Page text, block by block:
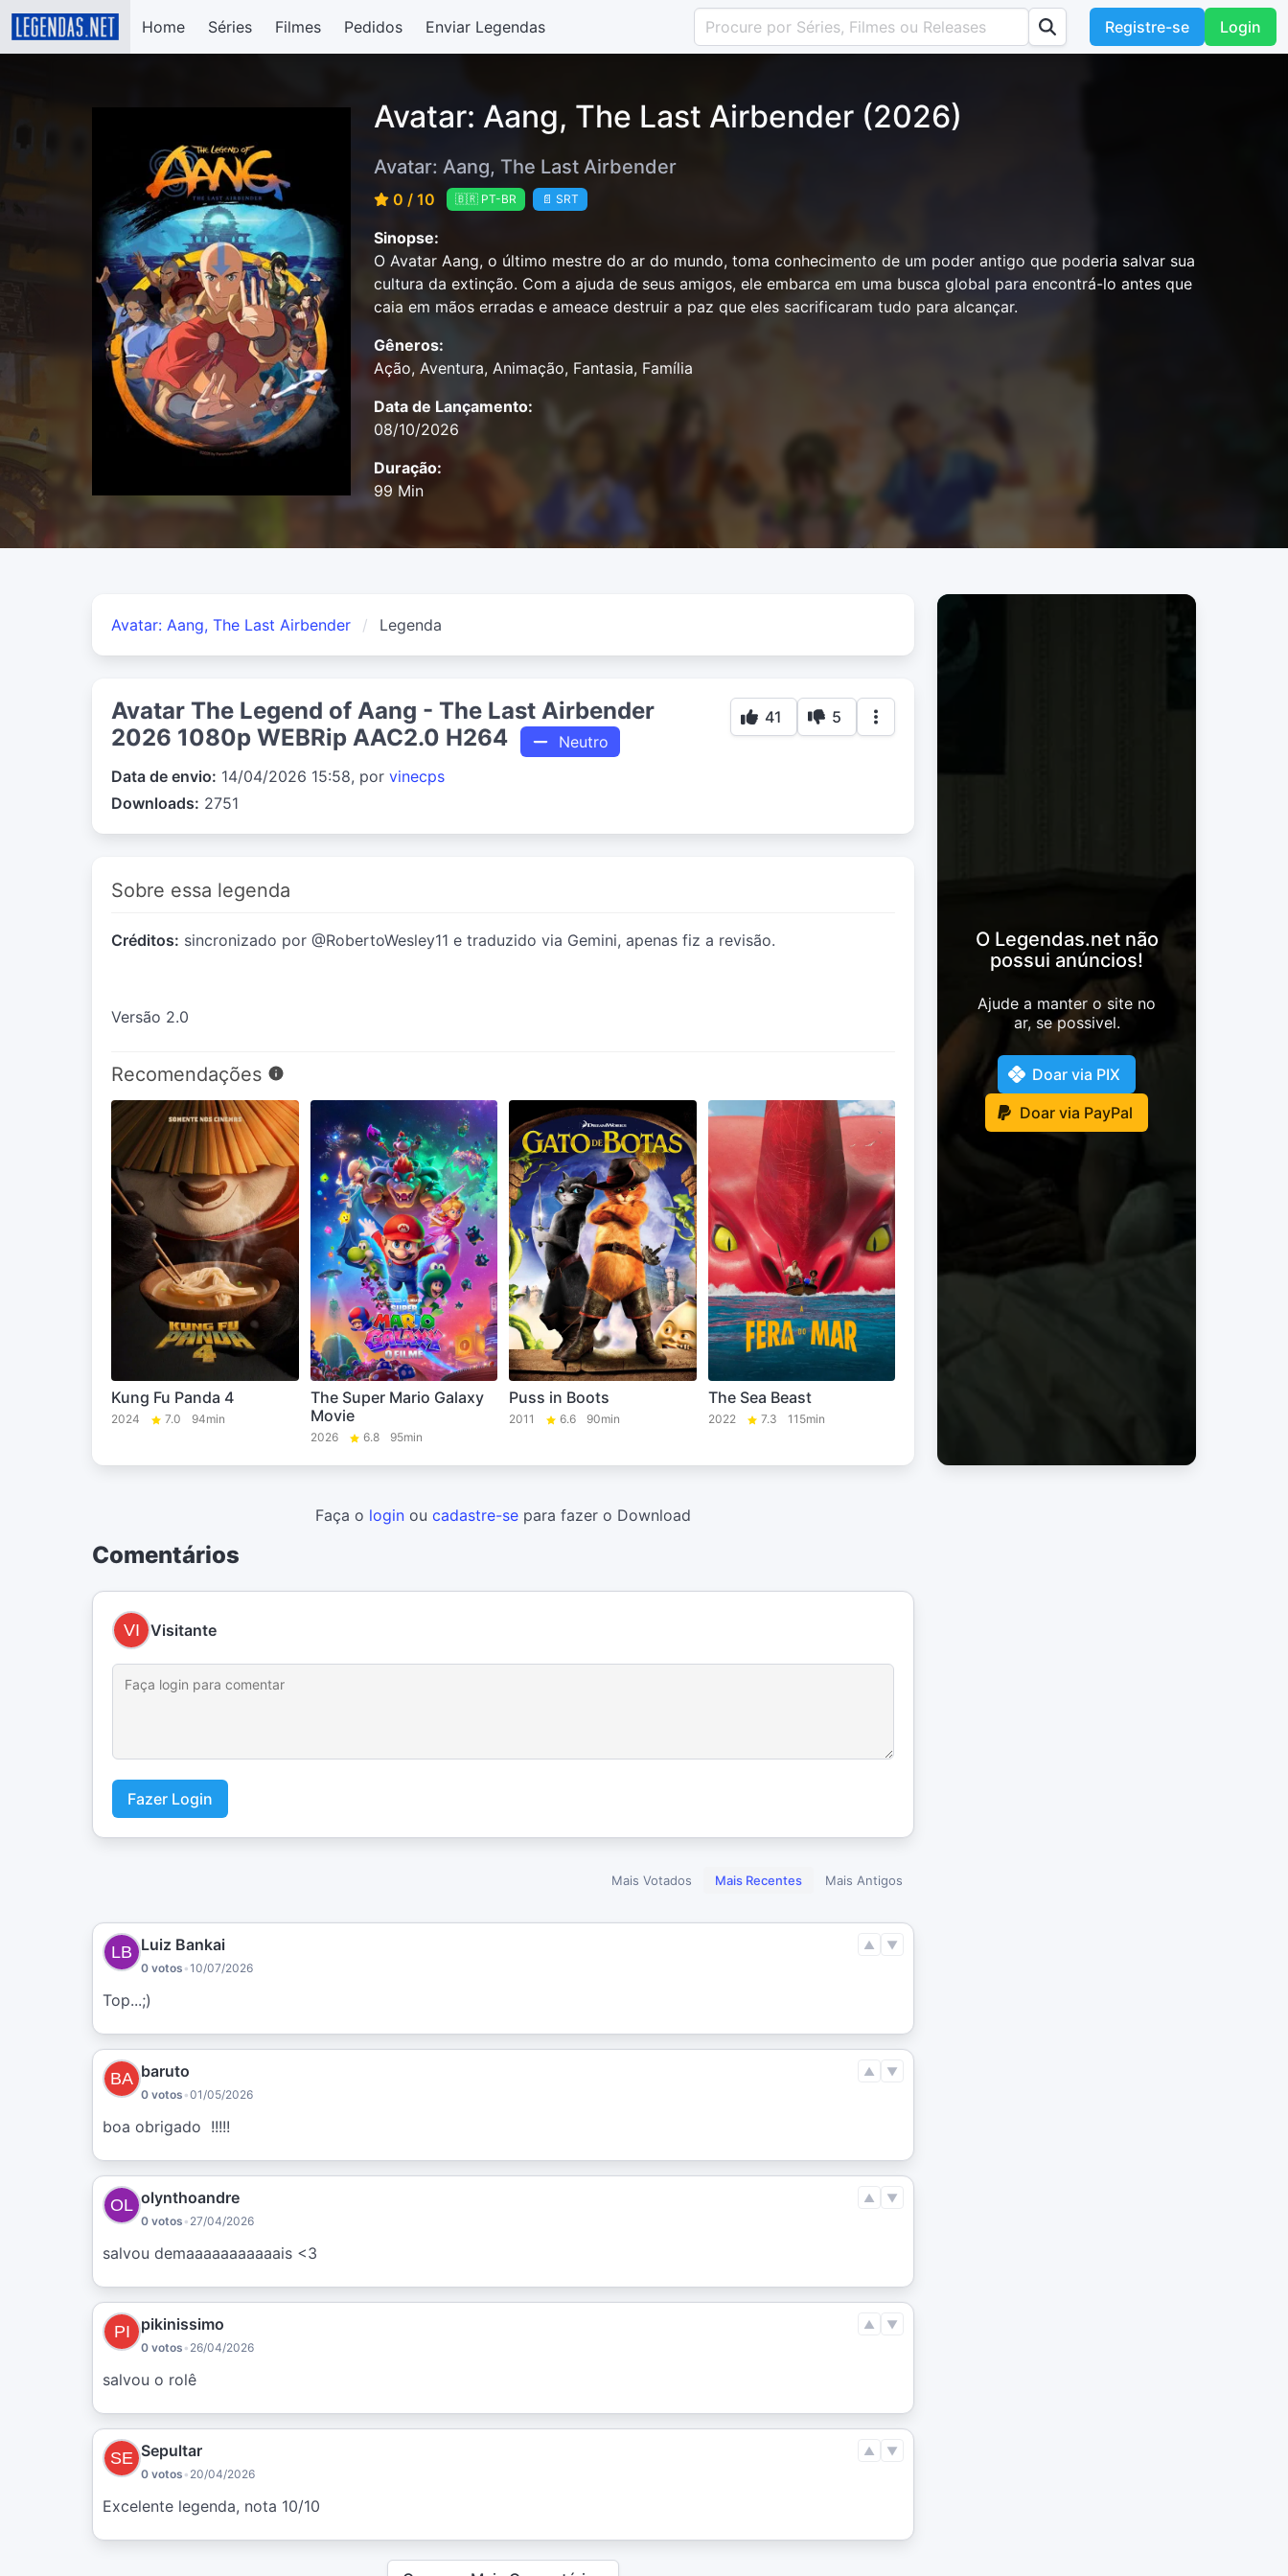
Home Séries Filmes Pedidos Enviar Legendas Registre-se Login
Avatar: Aang, The Last Airbender (2026)
Avatar: Aang, The Last Airbender
0 / 10 🇧🇷 PT-BR 📄 SRT
Sinopse:
O Avatar Aang, o último mestre do ar do mundo, toma conhecimento de um poder antigo que poderia salvar sua
cultura da extinção. Com a ajuda de seus amigos, ele embarca em uma busca global para encontrá-lo antes que
caia em mãos erradas e ameace destruir a paz que eles sacrificaram tudo para alcançar.
Gêneros:
Ação, Aventura, Animação, Fantasia, Família
Data de Lançamento:
08/10/2026
Duração:
99 Min
Avatar: Aang, The Last Airbender Legenda
Avatar The Legend of Aang - The Last Airbender
2026 1080p WEBRip AAC2.0 H264
Neutro
Data de envio: 14/04/2026 15:58, por vinecps
Downloads: 2751
41 5
Sobre essa legenda
Créditos: sincronizado por @RobertoWesley11 e traduzido via Gemini, apenas fiz a revisão.
Versão 2.0
Recomendações
Kung Fu Panda 4
2024 7.0 94min
The Super Mario Galaxy
Movie
2026 6.8 95min
Puss in Boots
2011 6.6 90min
The Sea Beast
2022 7.3 115min
O Legendas.net não
possui anúncios!
Ajude a manter o site no
ar, se possivel.
Doar via PIX
Doar via PayPal
Faça o login ou cadastre-se para fazer o Download
Comentários
Visitante
Fazer Login
Mais Votados Mais Recentes Mais Antigos
Luiz Bankai
0 votos •10/07/2026
▲ ▼
Top...;)
baruto
0 votos •01/05/2026
▲ ▼
boa obrigado  !!!!!
olynthoandre
0 votos • 27/04/2026
▲ ▼
salvou demaaaaaaaaaaais <3
pikinissimo
0 votos • 26/04/2026
▲ ▼
salvou o rolê
Sepultar
0 votos • 20/04/2026
▲ ▼
Excelente legenda, nota 10/10